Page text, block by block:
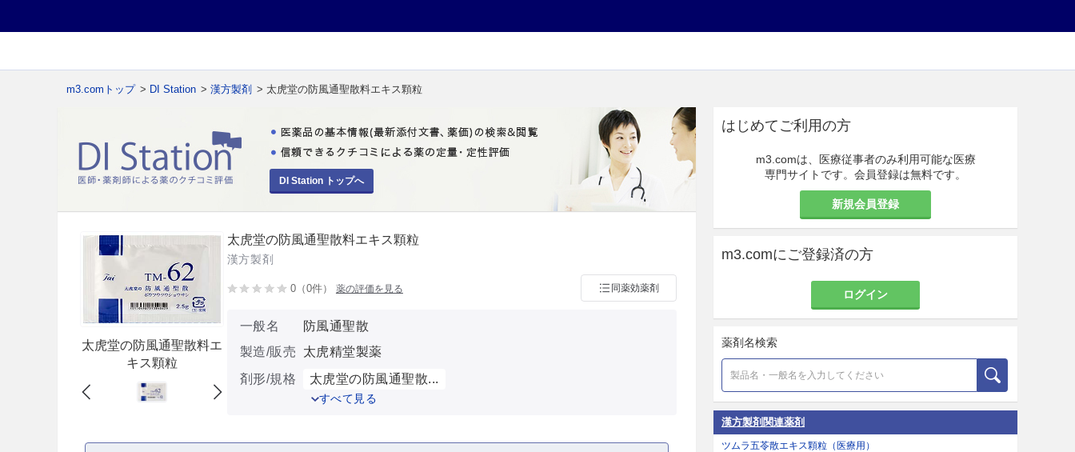
m3.comトップ > DI Station > 漢方製剤 > 太虎堂の防風通聖散料エキス顆粒
DI Station トップへ
太虎堂の防風通聖散料エ
キス顆粒
太虎堂の防風通聖散料エキス顆粒
漢方製剤
0（0件） 薬の評価を見る 同薬効薬剤
一般名
防風通聖散
製造/販売
太虎精堂製薬
剤形/規格
太虎堂の防風通聖散...
すべて見る
はじめてご利用の方
m3.comは、医療従事者のみ利用可能な医療
専門サイトです。会員登録は無料です。
新規会員登録
m3.comにご登録済の方
ログイン
薬剤名検索
漢方製剤関連薬剤
ツムラ五苓散エキス顆粒（医療用）